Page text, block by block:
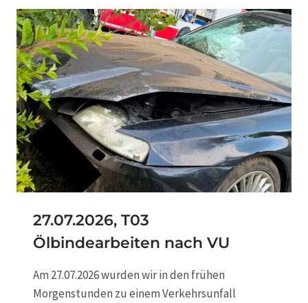
27.07.2026, T03
Ölbindearbeiten nach VU
Am 27.07.2026 wurden wir in den frühen
Morgenstunden zu einem Verkehrsunfall